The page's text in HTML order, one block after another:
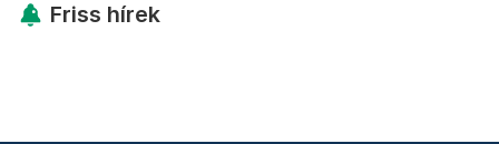
Friss hírek